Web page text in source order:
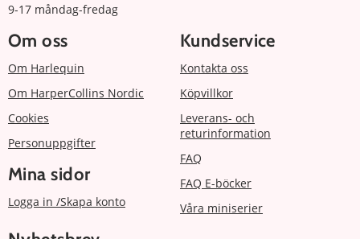
9-17 måndag-fredag
Om oss
Om Harlequin
Om HarperCollins Nordic
Cookies
Personuppgifter
Mina sidor
Logga in /Skapa konto
Kundservice
Kontakta oss
Köpvillkor
Leverans- och
returinformation
FAQ
FAQ E-böcker
Våra miniserier